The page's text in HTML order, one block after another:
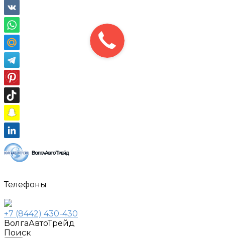
Телефоны
+7 (8442) 430-430
ВолгаАвтоТрейд
Поиск